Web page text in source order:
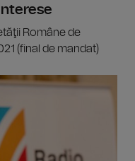
Române de
(final de mandat)